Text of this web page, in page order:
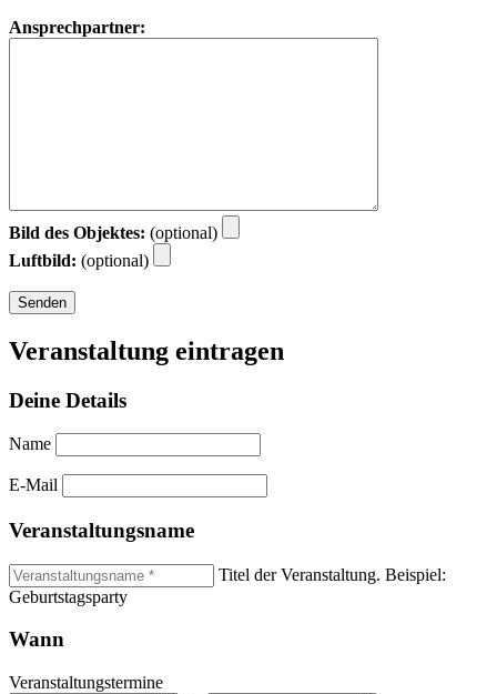
Ansprechpartner:
Bild des Objektes: (optional)
Luftbild: (optional)
Veranstaltung eintragen
Deine Details
Name
E-Mail
Veranstaltungsname
Titel der Veranstaltung. Beispiel:
Geburtstagsparty
Wann
Veranstaltungstermine